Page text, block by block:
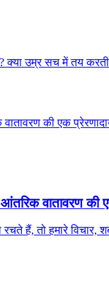
उम्र सच में तय
वातावरण की
हैं, तो हमारे विचार,